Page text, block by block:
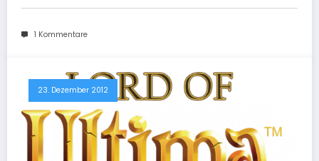
1 Kommentare
23. Dezember 2012